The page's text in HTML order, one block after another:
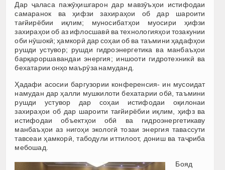
Дар ҷаласа пажӯҳишгарон дар мавзӯъҳои истифодаи
самаранок ва ҳифзи захираҳои об дар шароити
тағйирёбии иқлим; муносибатҳои муосири ҳифзи
захираҳои об аз ифлосшавӣ ва технологияҳои тозакунии
оби нӯшокӣ; ҳамкорӣ дар соҳаи об ва таъмини ҳадафҳои
рушди устувор; рушди гидроэнергетика ва манбаъҳои
барқароршавандаи энергия; иншооти гидротехникӣ ва
бехатарии онҳо маърӯза намуданд.
Ҳадафи асосии баргузории конференсия- ин мусоидат
намудан дар ҳалли мушкилоти бехатарии обӣ, таъмини
рушди устувор дар соҳаи истифодаи оқилонаи
захираҳои об дар шароити тағйирёбии иқлим, ҳифз ва
истифодаи объектҳои обӣ ва гидроэнергетикаву
манбаъҳои аз нигоҳи экологӣ тозаи энергия тавассути
тавсеаи ҳамкорӣ, табодули иттилоот, дониш ва таҷриба
мебошад.
Бояд